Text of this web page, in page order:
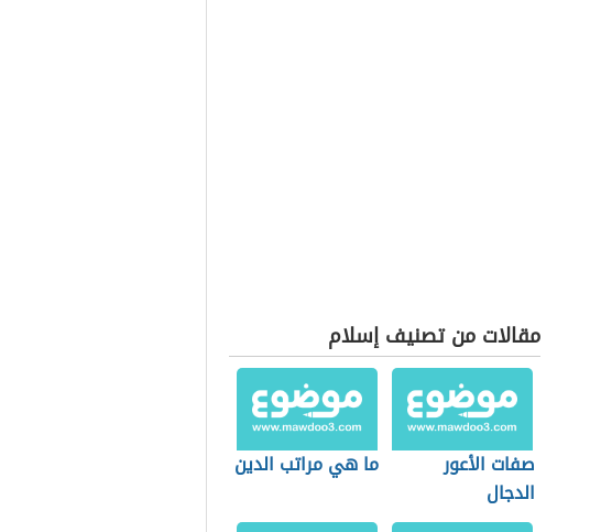
مقالات من تصنيف إسلام
صفات الأعور
الدجال
ما هي مراتب الدين